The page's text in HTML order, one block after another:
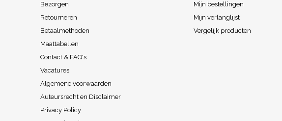
Bezorgen
Retourneren
Betaalmethoden
Maattabellen
Contact & FAQ's
Vacatures
Algemene voorwaarden
Auteursrecht en Disclaimer
Privacy Policy
Mijn bestellingen
Mijn verlanglijst
Vergelijk producten